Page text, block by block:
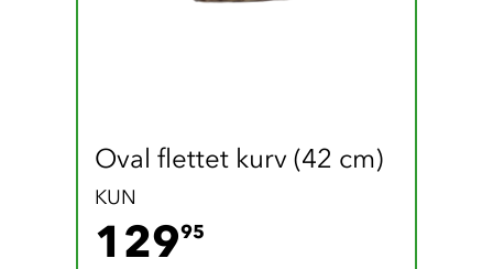
Oval flettet kurv (42 cm)
KUN
12995